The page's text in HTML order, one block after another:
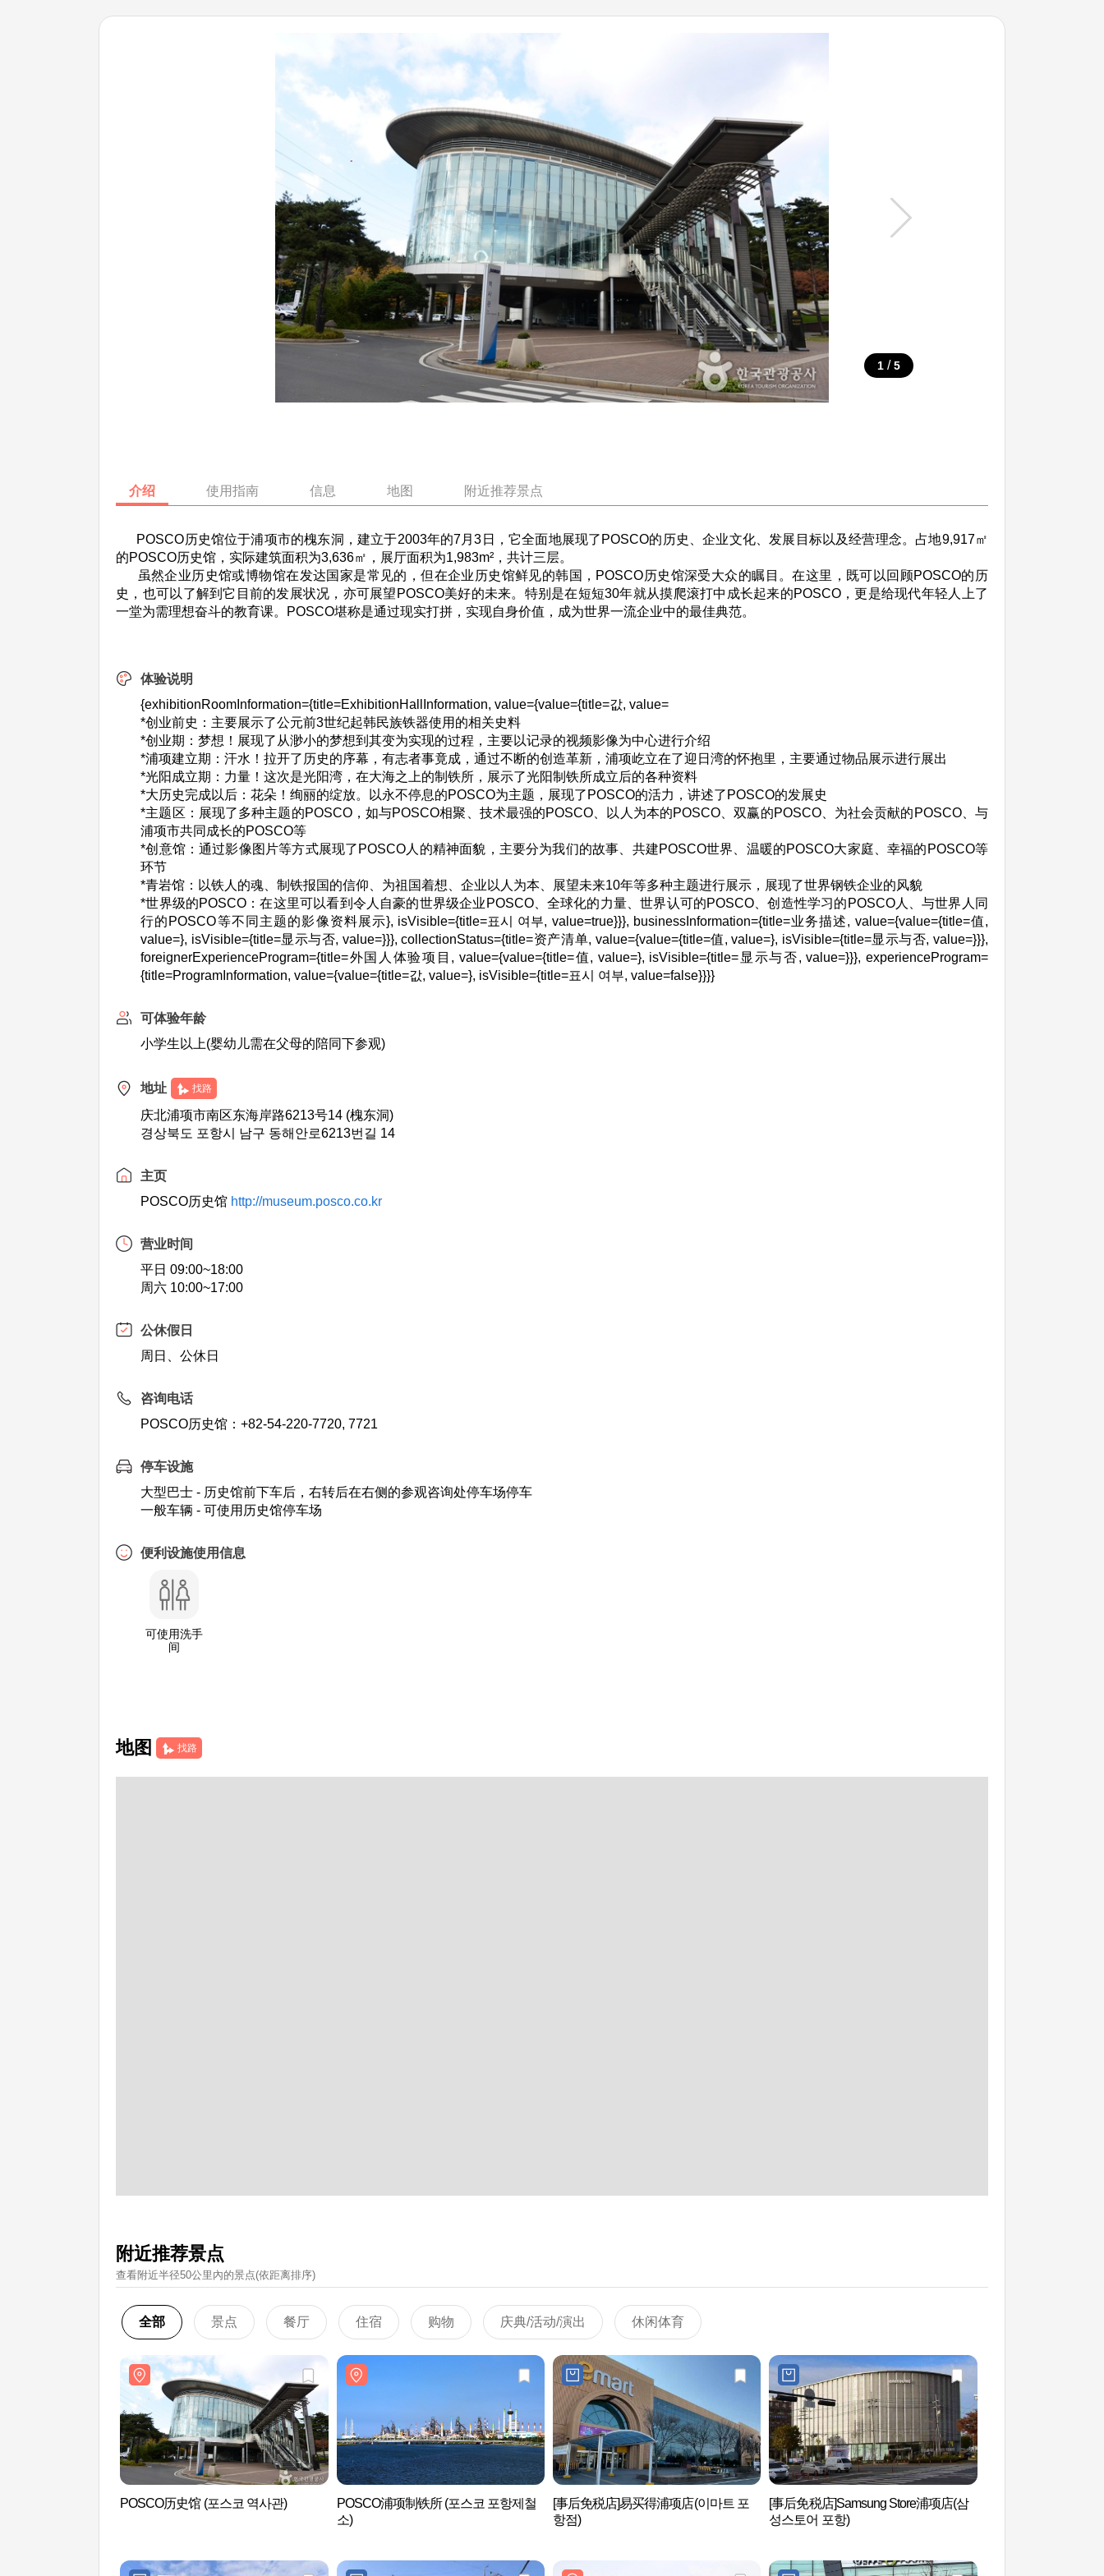
1 / 5
介绍 使用指南 信息 地图 附近推荐景点
POSCO历史馆位于浦项市的槐东洞，建立于2003年的7月3日，它全面地展现了POSCO的历史、企业文化、发展目标以及经营理念。占地9,917㎡
的POSCO历史馆，实际建筑面积为3,636㎡，展厅面积为1,983m²，共计三层。
虽然企业历史馆或博物馆在发达国家是常见的，但在企业历史馆鲜见的韩国，POSCO历史馆深受大众的瞩目。在这里，既可以回顾POSCO的历
史，也可以了解到它目前的发展状况，亦可展望POSCO美好的未来。特别是在短短30年就从摸爬滚打中成长起来的POSCO，更是给现代年轻人上了
一堂为需理想奋斗的教育课。POSCO堪称是通过现实打拼，实现自身价值，成为世界一流企业中的最佳典范。
体验说明
{exhibitionRoomInformation={title=ExhibitionHallInformation, value={value={title=값, value=
*创业前史：主要展示了公元前3世纪起韩民族铁器使用的相关史料
*创业期：梦想！展现了从渺小的梦想到其变为实现的过程，主要以记录的视频影像为中心进行介绍
*浦项建立期：汗水！拉开了历史的序幕，有志者事竟成，通过不断的创造革新，浦项屹立在了迎日湾的怀抱里，主要通过物品展示进行展出
*光阳成立期：力量！这次是光阳湾，在大海之上的制铁所，展示了光阳制铁所成立后的各种资料
*大历史完成以后：花朵！绚丽的绽放。以永不停息的POSCO为主题，展现了POSCO的活力，讲述了POSCO的发展史
*主题区：展现了多种主题的POSCO，如与POSCO相聚、技术最强的POSCO、以人为本的POSCO、双赢的POSCO、为社会贡献的POSCO、与
浦项市共同成长的POSCO等
*创意馆：通过影像图片等方式展现了POSCO人的精神面貌，主要分为我们的故事、共建POSCO世界、温暖的POSCO大家庭、幸福的POSCO等
环节
*青岩馆：以铁人的魂、制铁报国的信仰、为祖国着想、企业以人为本、展望未来10年等多种主题进行展示，展现了世界钢铁企业的风貌
*世界级的POSCO：在这里可以看到令人自豪的世界级企业POSCO、全球化的力量、世界认可的POSCO、创造性学习的POSCO人、与世界人同
行的POSCO等不同主题的影像资料展示}, isVisible={title=표시 여부, value=true}}}, businessInformation={title=业务描述, value={value={title=值,
value=}, isVisible={title=显示与否, value=}}}, collectionStatus={title=资产清单, value={value={title=值, value=}, isVisible={title=显示与否, value=}}},
foreignerExperienceProgram={title=外国人体验项目, value={value={title=值, value=}, isVisible={title=显示与否, value=}}}, experienceProgram=
{title=ProgramInformation, value={value={title=값, value=}, isVisible={title=표시 여부, value=false}}}}
可体验年龄
小学生以上(婴幼儿需在父母的陪同下参观)
地址 找路
庆北浦项市南区东海岸路6213号14 (槐东洞)
경상북도 포항시 남구 동해안로6213번길 14
主页
POSCO历史馆 http://museum.posco.co.kr
营业时间
平日 09:00~18:00
周六 10:00~17:00
公休假日
周日、公休日
咨询电话
POSCO历史馆：+82-54-220-7720, 7721
停车设施
大型巴士 - 历史馆前下车后，右转后在右侧的参观咨询处停车场停车
一般车辆 - 可使用历史馆停车场
便利设施使用信息
可使用洗手
间
地图 找路
附近推荐景点
查看附近半径50公里內的景点(依距离排序)
全部 景点 餐厅 住宿 购物 庆典/活动/演出 休闲体育
POSCO历史馆 (포스코 역사관)
POSCO浦项制铁所 (포스코 포항제철
소)
[事后免税店]易买得浦项店(이마트 포
항점)
[事后免税店]Samsung Store浦项店(삼
성스토어 포항)